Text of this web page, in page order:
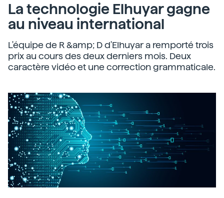
La technologie Elhuyar gagne
au niveau international
L'équipe de R &amp; D d'Elhuyar a remporté trois
prix au cours des deux derniers mois. Deux
caractère vidéo et une correction grammaticale.